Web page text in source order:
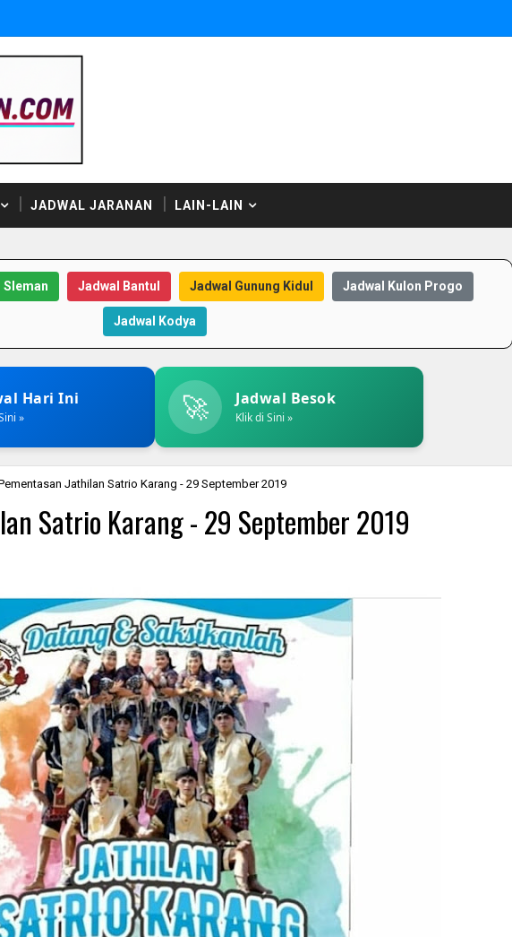
JADWAL JARANAN LAIN-LAIN
Sleman Jadwal Bantul Jadwal Gunung Kidul Jadwal Kulon Progo
Jadwal Kodya
Hari Ini
» 🚀 Jadwal Besok
Klik di Sini »
Jathilan Satrio Karang - 29 September 2019
Satrio Karang - 29 September 2019